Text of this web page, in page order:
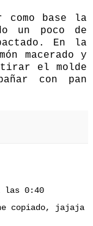
como base la
un poco de
En la
macerado y
el molde
con pan
las 0:40
copiado, jajaja